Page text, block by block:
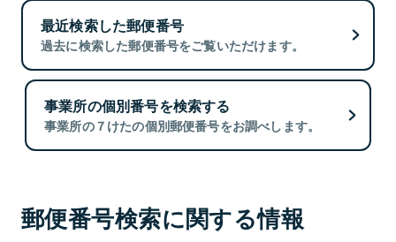
最近検索した郵便番号
過去に検索した郵便番号をご覧いただけます。
事業所の個別番号を検索する
事業所の７けたの個別郵便番号をお調べします。
郵便番号検索に関する情報